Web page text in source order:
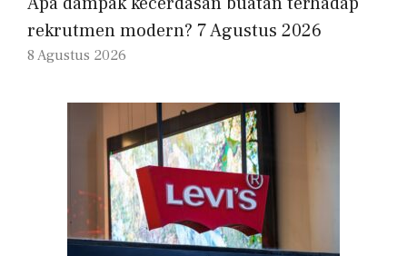
rekrutmen modern? 7 Agustus 2026
8 Agustus 2026